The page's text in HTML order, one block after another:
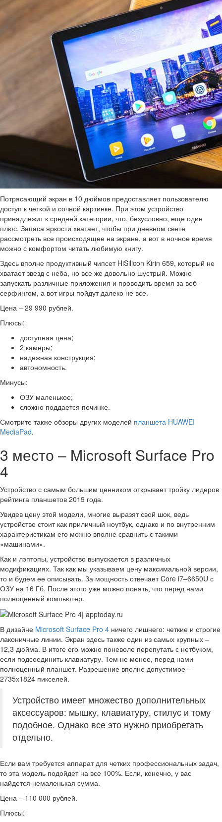
Потрясающий экран в 10 дюймов предоставляет пользователю
доступ к четкой и сочной картинке. При этом устройство
принадлежит к средней категории, что, безусловно, еще один
плюс. Запаса яркости хватает, чтобы при дневном свете
рассмотреть все происходящее на экране, а вот в ночное время
можно с комфортом читать любимую книгу.
Здесь вполне продуктивный чипсет HiSilicon Kirin 659, который не
хватает звезд с неба, но все же довольно шустрый. Можно
запускать различные приложения и проводить время за веб-
серфингом, а вот игры пойдут далеко не все.
Цена – 29 990 рублей.
Плюсы:
доступная цена;
2 камеры;
надежная конструкция;
автономность.
Минусы:
ОЗУ маленькое;
сложно поддается починке.
Смотрите также обзоры других моделей планшета HUAWEI
MediaPad.
3 место – Microsoft Surface Pro
4
Устройство с самым большим ценником открывает тройку лидеров
рейтинга планшетов 2019 года.
Увидев цену этой модели, многие выразят свой шок, ведь
устройство стоит как приличный ноутбук, однако и по внутренним
характеристикам его можно вполне сравнить с такими
«машинами».
Как и лэптопы, устройство выпускается в различных
модификациях. Так как мы указываем цену максимальной версии,
то и будем ее описывать. За мощность отвечает Core i7–6650U с
ОЗУ на 16 Гб. После этого уже можно понять, что перед нами
полноценный компьютер.
В дизайне Microsoft Surface Pro 4 ничего лишнего: четкие и строгие
лаконичные линии. Экран здесь также один из самых крупных –
12,3 дюйма. В итоге его можно поневоле перепутать с нетбуком,
если подсоединить клавиатуру. Тем не менее, перед нами
полноценный планшет. Разрешение вполне допустимое –
2735х1824 пикселей.
Устройство имеет множество дополнительных
аксессуаров: мышку, клавиатуру, стилус и тому
подобное. Однако все это нужно приобретать
отдельно.
Если вам требуется аппарат для четких профессиональных задач,
то эта модель подойдет на все 100%. Если, конечно, у вас
найдется немаленькая сумма.
Цена – 110 000 рублей.
Плюсы: